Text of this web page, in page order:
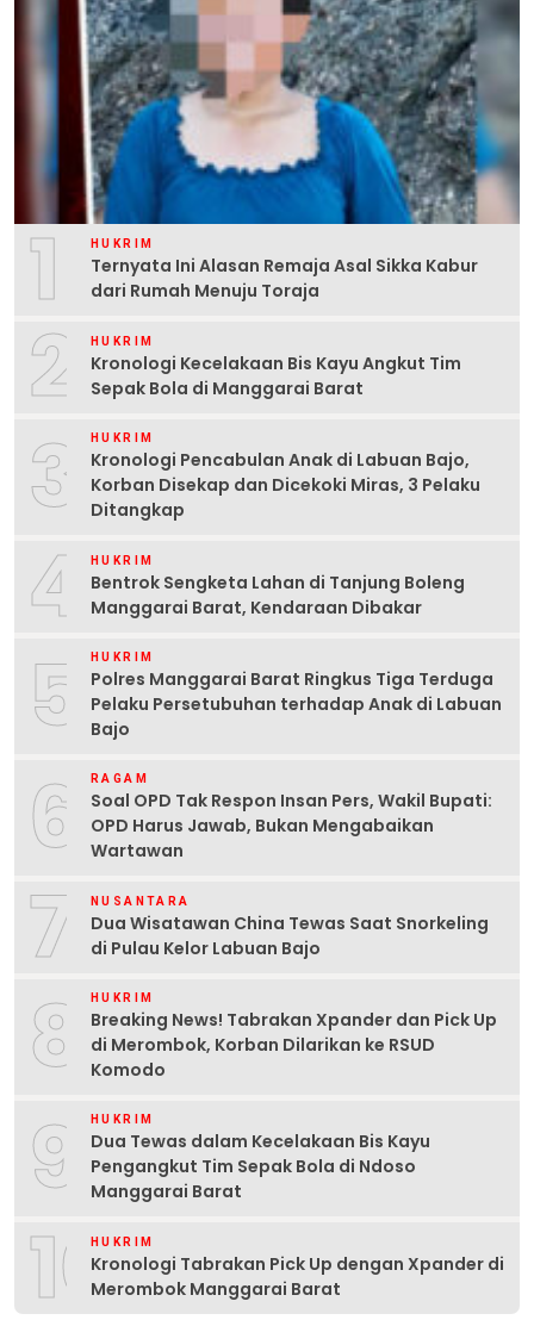
1 HUKRIM
Ternyata Ini Alasan Remaja Asal Sikka Kabur
dari Rumah Menuju Toraja
2 HUKRIM
Kronologi Kecelakaan Bis Kayu Angkut Tim
Sepak Bola di Manggarai Barat
3 HUKRIM
Kronologi Pencabulan Anak di Labuan Bajo,
Korban Disekap dan Dicekoki Miras, 3 Pelaku
Ditangkap
4 HUKRIM
Bentrok Sengketa Lahan di Tanjung Boleng
Manggarai Barat, Kendaraan Dibakar
5 HUKRIM
Polres Manggarai Barat Ringkus Tiga Terduga
Pelaku Persetubuhan terhadap Anak di Labuan
Bajo
6 RAGAM
Soal OPD Tak Respon Insan Pers, Wakil Bupati:
OPD Harus Jawab, Bukan Mengabaikan
Wartawan
7 NUSANTARA
Dua Wisatawan China Tewas Saat Snorkeling
di Pulau Kelor Labuan Bajo
8 HUKRIM
Breaking News! Tabrakan Xpander dan Pick Up
di Merombok, Korban Dilarikan ke RSUD
Komodo
9 HUKRIM
Dua Tewas dalam Kecelakaan Bis Kayu
Pengangkut Tim Sepak Bola di Ndoso
Manggarai Barat
10HUKRIM
Kronologi Tabrakan Pick Up dengan Xpander di
Merombok Manggarai Barat